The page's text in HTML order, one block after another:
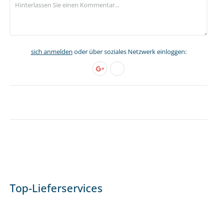
sich anmelden oder über soziales Netzwerk einloggen:
Top-Lieferservices